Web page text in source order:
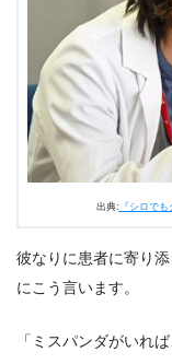
出典: 『シロで
彼なりに患者に寄り
にこう言います。
「ミスパンダがいれ